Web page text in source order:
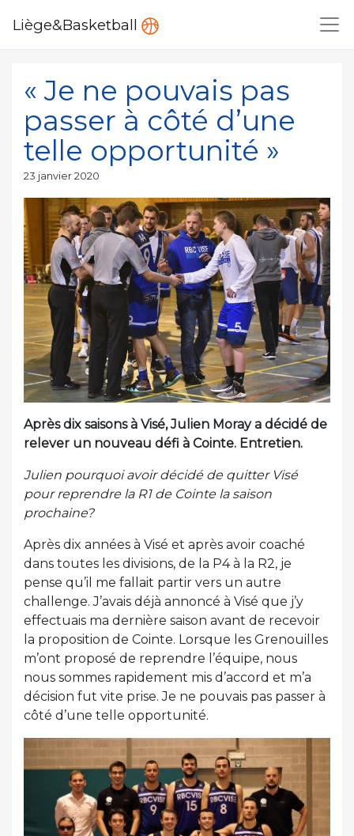
Liège&Basketball
« Je ne pouvais pas
passer à côté d’une
telle opportunité »
Publié
23 janvier 2020
Après dix saisons à Visé, Julien Moray a décidé de
relever un nouveau défi à Cointe. Entretien.
Julien pourquoi avoir décidé de quitter Visé
pour reprendre la R1 de Cointe la saison
prochaine?
Après dix années à Visé et après avoir coaché
dans toutes les divisions, de la P4 à la R2, je
pense qu’il me fallait partir vers un autre
challenge. J’avais déjà annoncé à Visé que j’y
effectuais ma dernière saison avant de recevoir
la proposition de Cointe. Lorsque les Grenouilles
m’ont proposé de reprendre l’équipe, nous
nous sommes rapidement mis d’accord et m’a
décision fut vite prise. Je ne pouvais pas passer à
côté d’une telle opportunité.